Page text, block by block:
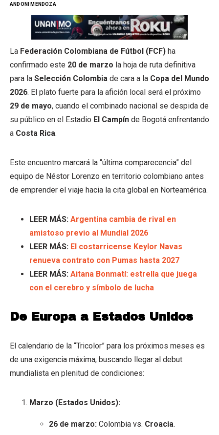
ANDONI MENDOZA
La Federación Colombiana de Fútbol (FCF) ha
confirmado este 20 de marzo la hoja de ruta definitiva
para la Selección Colombia de cara a la Copa del Mundo
2026. El plato fuerte para la afición local será el próximo
29 de mayo, cuando el combinado nacional se despida de
su público en el Estadio El Campín de Bogotá enfrentando
a Costa Rica.
Este encuentro marcará la “última comparecencia” del
equipo de Néstor Lorenzo en territorio colombiano antes
de emprender el viaje hacia la cita global en Norteamérica.
LEER MÁS: Argentina cambia de rival en
amistoso previo al Mundial 2026
LEER MÁS: El costarricense Keylor Navas
renueva contrato con Pumas hasta 2027
LEER MÁS: Aitana Bonmatí: estrella que juega
con el cerebro y símbolo de lucha
De Europa a Estados Unidos
El calendario de la “Tricolor” para los próximos meses es
de una exigencia máxima, buscando llegar al debut
mundialista en plenitud de condiciones:
Marzo (Estados Unidos):
26 de marzo: Colombia vs. Croacia.